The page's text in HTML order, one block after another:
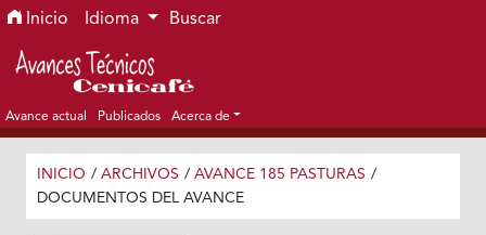
Ir al menú de navegación principal
Ir al contenido principal
Ir al pie de página del sitio
Inicio Idioma Buscar
Avance actual Publicados Acerca de
INICIO / ARCHIVOS / AVANCE 185 PASTURAS /
DOCUMENTOS DEL AVANCE